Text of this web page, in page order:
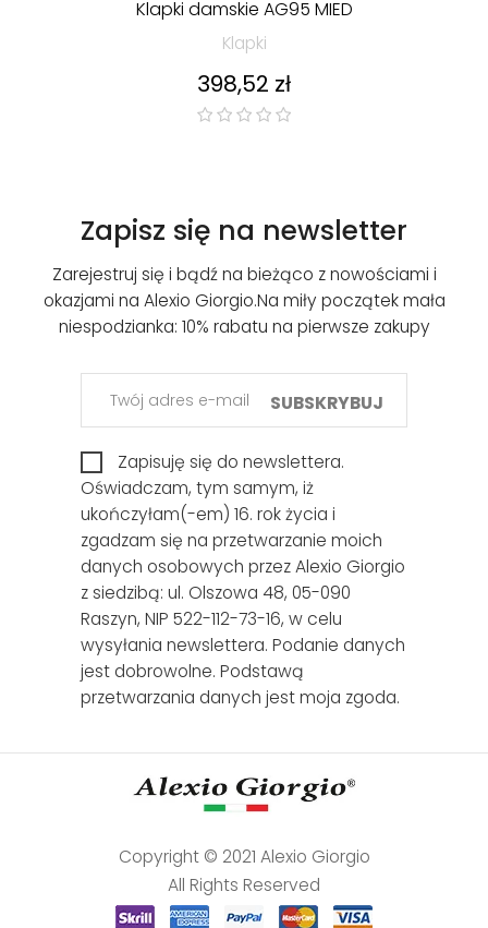
Klapki damskie AG95 MIED
Klapki
Cena
398,52 zł
Zapisz się na newsletter
Zarejestruj się i bądź na bieżąco z nowościami i
okazjami na Alexio Giorgio.Na miły początek mała
niespodzianka: 10% rabatu na pierwsze zakupy
SUBSKRYBUJ
Zapisuję się do newslettera.
Oświadczam, tym samym, iż
ukończyłam(-em) 16. rok życia i
zgadzam się na przetwarzanie moich
danych osobowych przez Alexio Giorgio
z siedzibą: ul. Olszowa 48, 05-090
Raszyn, NIP 522-112-73-16, w celu
wysyłania newslettera. Podanie danych
jest dobrowolne. Podstawą
przetwarzania danych jest moja zgoda.
Copyright © 2021 Alexio Giorgio
All Rights Reserved